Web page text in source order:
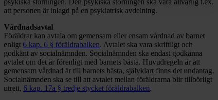
psykiska störningen. Den psykiska störningen ska vara allvarlig t.ex.
att personen är inlagd på en psykiatrisk avdelning.
Vårdnadsavtal
Föräldrar kan avtala om gemensam eller ensam vårdnad av barnet
enligt 6 kap. 6 § föräldrabalken. Avtalet ska vara skriftligt och
godkänt av socialnämnden. Socialnämnden ska endast godkänna
avtalet om det är förenligt med barnets bästa. Huvudregeln är att
gemensam vårdnad är till barnets bästa, självklart finns det undantag.
Socialnämnden ska se till att avtalet mellan föräldrarna blir tillbörligt
utrett, 6 kap. 17a § tredje stycket föräldrabalken.